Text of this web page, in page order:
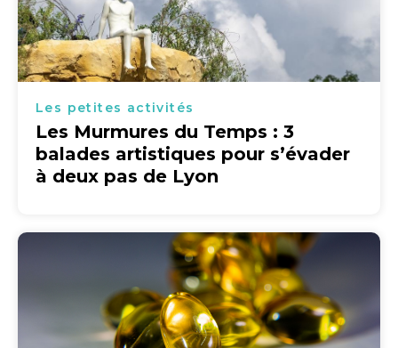
Les petites activités
Les Murmures du Temps : 3
balades artistiques pour s’évader
à deux pas de Lyon